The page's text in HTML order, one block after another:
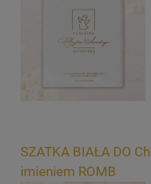
SZATKA BIAŁA DO
imieniem ROMB